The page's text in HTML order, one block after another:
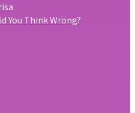
You Think Wrong?